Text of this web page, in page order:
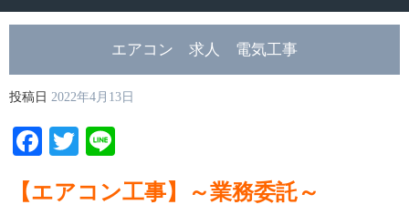
エアコン 求人 電気工事
投稿日 2022年4月13日
Facebook
Twitter
【エアコン工事】～業務委託～